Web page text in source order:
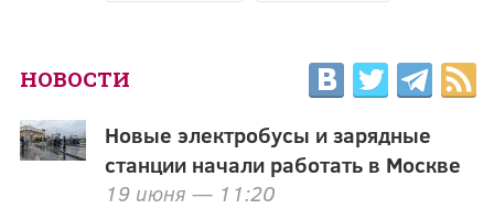
НОВОСТИ
Новые электробусы и зарядные
станции начали работать в Москве
19 июня — 11:20